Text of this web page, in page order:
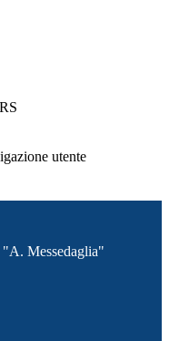
utente
Messedaglia"